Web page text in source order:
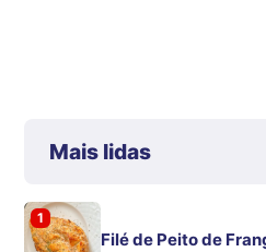
Mais lidas
1
Filé de Peito de